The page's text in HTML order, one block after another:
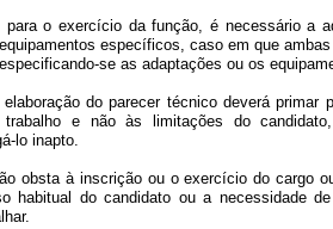
o exercício da função, é necessário a
específicos, caso em que
se as adaptações ou os
do parecer técnico deverá primar
e não às limitações do
lo inapto.
obsta à inscrição ou o exercício do cargo
habitual do candidato ou a necessidade